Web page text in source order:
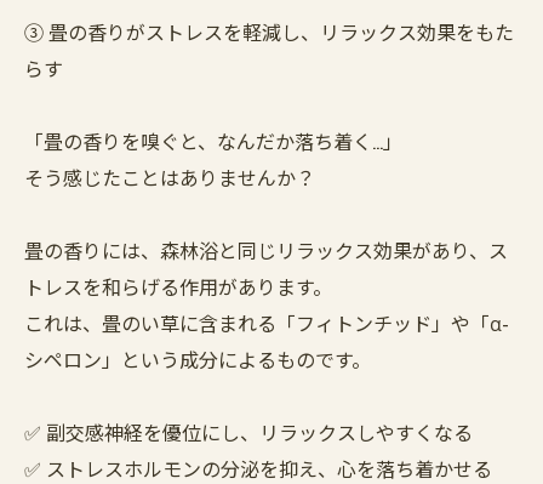
③ 畳の香りがストレスを軽減し、リラックス効果をもた
らす
「畳の香りを嗅ぐと、なんだか落ち着く…」
そう感じたことはありませんか？
畳の香りには、森林浴と同じリラックス効果があり、ス
トレスを和らげる作用があります。
これは、畳のい草に含まれる「フィトンチッド」や「α-
シペロン」という成分によるものです。
✅ 副交感神経を優位にし、リラックスしやすくなる
✅ ストレスホルモンの分泌を抑え、心を落ち着かせる